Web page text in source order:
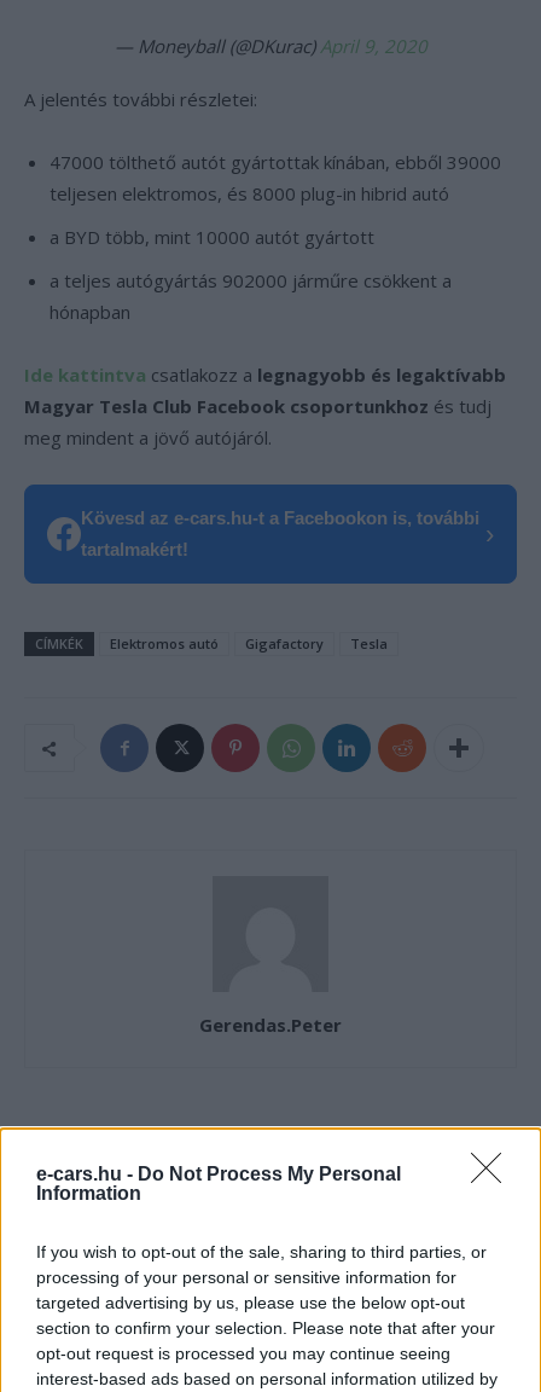
e-cars.hu - Do Not Process My Personal
Information
If you wish to opt-out of the sale, sharing to third parties, or
processing of your personal or sensitive information for
targeted advertising by us, please use the below opt-out
section to confirm your selection. Please note that after your
opt-out request is processed you may continue seeing
interest-based ads based on personal information utilized by
— Moneyball (@DKurac)April 9, 2020
A jelentés további részletei:
47000 tölthető autót gyártottak kínában, ebből 39000
teljesen elektromos, és 8000 plug-in hibrid autó
a BYD több, mint 10000 autót gyártott
a teljes autógyártás 902000 járműre csökkent a
hónapban
Ide kattintva csatlakozz a legnagyobb és legaktívabb
Magyar Tesla Club Facebook csoportunkhoz és tudj
meg mindent a jövő autójáról.
Kövesd az e-cars.hu-t a Facebookon is, további
tartalmakért!
›
CÍMKÉK Elektromos autó Gigafactory Tesla
Gerendas.Peter
BMW
sorozatgyártása
Elektromos
autó
8500-an rendeltek vakon egy autót,
amit nem láttak — megkezdődött a
Škoda Peaq gyártása